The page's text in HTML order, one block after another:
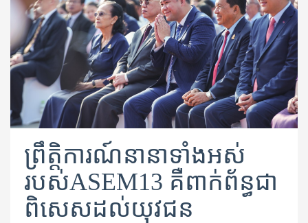
ព្រឹត្តិការណ៍នានាទាំងអស់
របស់ASEM13 គឺពាក់ព័ន្ធជា
ពិសេសដល់យុវជន